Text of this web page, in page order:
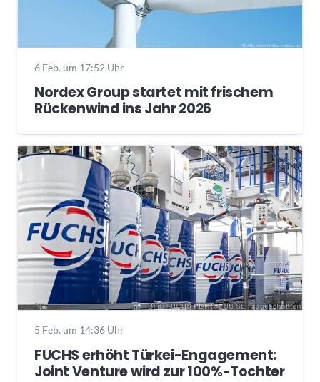
6 Feb. um 17:52 Uhr
Nordex Group startet mit frischem
Rückenwind ins Jahr 2026
5 Feb. um 14:36 Uhr
FUCHS erhöht Türkei-Engagement:
Joint Venture wird zur 100%-Tochter